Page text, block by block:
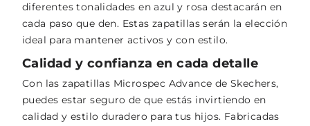
diferentes tonalidades en azul y rosa destacarán en
cada paso que den. Estas zapatillas serán la elección
ideal para mantener activos y con estilo.
Calidad y confianza en cada detalle
Con las zapatillas Microspec Advance de Skechers,
puedes estar seguro de que estás invirtiendo en
calidad y estilo duradero para tus hijos. Fabricadas